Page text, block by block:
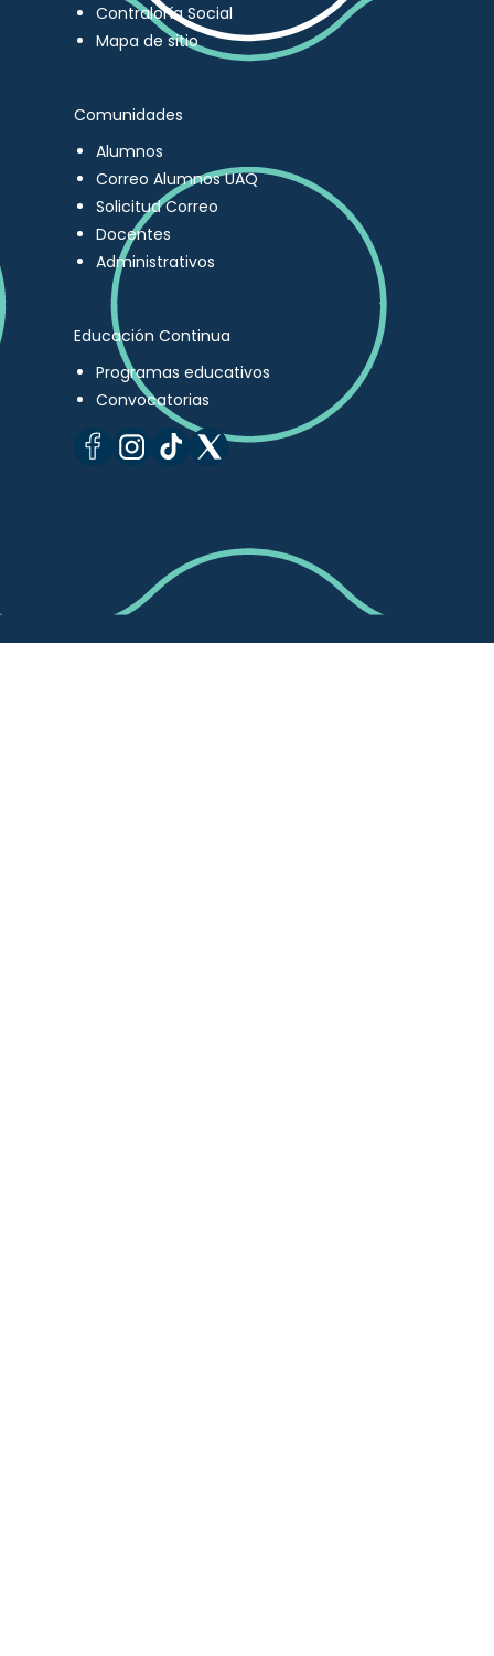
Contraloría Social
Mapa de sitio
Comunidades
Alumnos
Correo Alumnos UAQ
Solicitud Correo
Docentes
Administrativos
Educación Continua
Programas educativos
Convocatorias